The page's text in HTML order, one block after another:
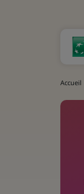
Accueil